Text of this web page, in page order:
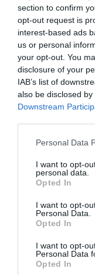
section to confirm
opt-out request is
interest-based ads
us or personal
your opt-out. You
disclosure of your
IAB’s list of
also be disclosed
Downstream
Personal Data
I want to opt-
personal data.
Opted In
I want to opt-
Personal Data.
Opted In
I want to opt-
Personal Data
Opted In
se estima un
hospitalaria
Entre las ventajas
están, además, la
de la prescripción
centros
que permitirá el
clínica para
disponible, con la
El proceso que se
plazos para la
un acuerdo marco
andaluza.
Según la
libertad de
en Andalucía, el